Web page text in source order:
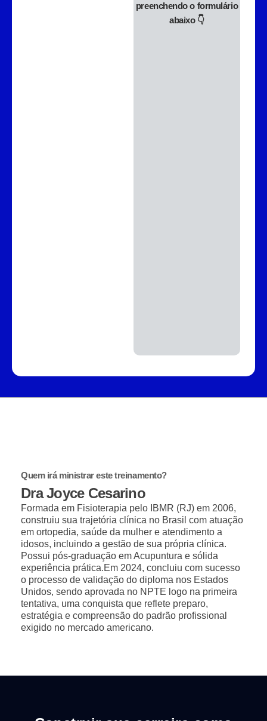
preenchendo o formulário
abaixo 👇
Quem irá ministrar este treinamento?
Dra Joyce Cesarino
Formada em Fisioterapia pelo IBMR (RJ) em 2006,
construiu sua trajetória clínica no Brasil com atuação
em ortopedia, saúde da mulher e atendimento a
idosos, incluindo a gestão de sua própria clínica.
Possui pós-graduação em Acupuntura e sólida
experiência prática.Em 2024, concluiu com sucesso
o processo de validação do diploma nos Estados
Unidos, sendo aprovada no NPTE logo na primeira
tentativa, uma conquista que reflete preparo,
estratégia e compreensão do padrão profissional
exigido no mercado americano.